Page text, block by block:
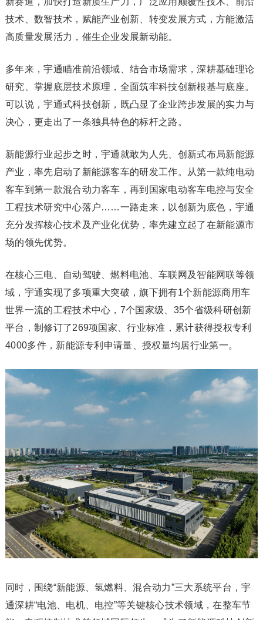
技术、数智技术，赋能产业创新、转变发展方式，方能激活
高质量发展活力，催生企业发展新动能。
多年来，宇通瞄准前沿领域、结合市场需求，深耕基础理论
研究、掌握底层技术原理，全面筑牢科技创新根基与底座。
可以说，宇通式科技创新，既凸显了企业跨步发展的实力与
决心，更走出了一条独具特色的标杆之路。
新能源行业起步之时，宇通就敢为人先、创新式布局新能源
产业，率先启动了新能源客车的研发工作。从第一款纯电动
客车到第一款混合动力客车，再到国家电动客车电控与安全
工程技术研究中心落户……一路走来，以创新为底色，宇通
充分发挥核心技术及产业化优势，率先建立起了在新能源市
场的领先优势。
在核心三电、自动驾驶、燃料电池、车联网及智能网联等领
域，宇通实现了多项重大突破，旗下拥有1个新能源商用车
世界一流的工程技术中心，7个国家级、35个省级科研创新
平台，制修订了269项国家、行业标准，累计获得授权专利
4000多件，新能源专利申请量、授权量均居行业第一。
同时，围绕“新能源、氢燃料、混合动力”三大系统平台，宇
通深耕“电池、电机、电控”等关键核心技术领域，在整车节